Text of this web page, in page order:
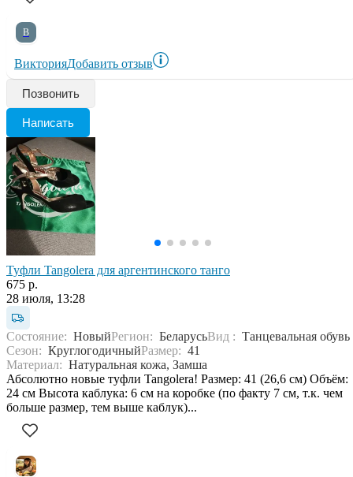
В
ВикторияДобавить отзыв
Позвонить
Написать
Туфли Tangolera для аргентинского танго
675 р.
28 июля, 13:28
Состояние: НовыйРегион: БеларусьВид : Танцевальная обувь
Сезон: КруглогодичныйРазмер: 41
Материал: Натуральная кожа, Замша
Абсолютно новые туфли Tangolera! Размер: 41 (26,6 см) Объём:
24 см Высота каблука: 6 см на коробке (по факту 7 см, т.к. чем
больше размер, тем выше каблук)...